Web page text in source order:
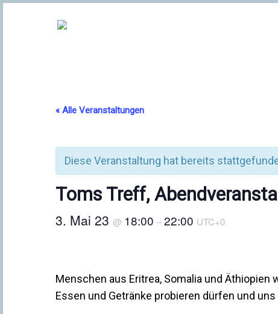
« Alle Veranstaltungen
Diese Veranstaltung hat bereits
Toms Treff,
3. Mai 23 @ 18:00 –22:00 UTC+0
Menschen aus Eritrea, Somalia und Äthiopien
Essen und Getränke probieren dürfen und